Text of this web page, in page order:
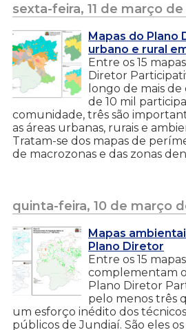
sexta-feira, 11 de março de
Mapas do Plano
urbano e rural
Entre os 15
Diretor
longo de mais de
de 10 mil
comunidade, três são
as áreas urbanas, rurais e
Tratam-se dos mapas de
de macrozonas e das zonas
quinta-feira, 10 de março
Mapas
Plano Diretor
Entre os 15
complementam
Plano Diretor
pelo menos três
um esforço inédito dos
públicos de Jundiaí. São eles